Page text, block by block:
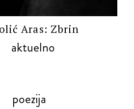
Aras: Zbrin
aktuelno
poezija